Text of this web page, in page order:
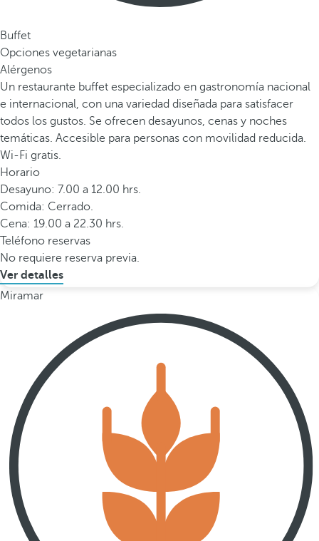
Buffet
Opciones vegetarianas
Alérgenos
Un restaurante buffet especializado en gastronomía nacional
e internacional, con una variedad diseñada para satisfacer
todos los gustos. Se ofrecen desayunos, cenas y noches
temáticas. Accesible para personas con movilidad reducida.
Wi-Fi gratis.
Horario
Desayuno: 7.00 a 12.00 hrs.
Comida: Cerrado.
Cena: 19.00 a 22.30 hrs.
Teléfono reservas
No requiere reserva previa.
Ver detalles
Miramar